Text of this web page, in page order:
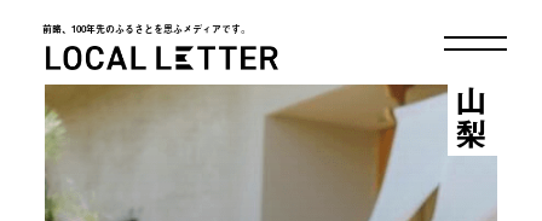
前略、100年先のふるさとを思ふメディアです。
LOCAL LETTER
山梨